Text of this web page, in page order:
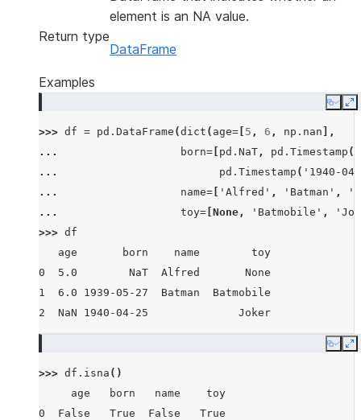
element is an NA value.
Return type
DataFrame
Examples
Copy
>>> df = pd . DataFrame (dict ( age= 5 , 6 , np . nan ],
...
born= pd . NaT , pd . Timestamp (
...
pd . Timestamp ( '1940-
...
name= 'Alfred' , 'Batman' ,
''
...
toy= None , 'Batmobile' ,
>>> df
   age       born    name        toy
0  5.0        NaT  Alfred       None
1  6.0 1939-05-27  Batman  Batmobile
2  NaN 1940-04-25              Joker
Copy
>>> df . isna ()
     age   born   name    toy
0  False   True  False   True